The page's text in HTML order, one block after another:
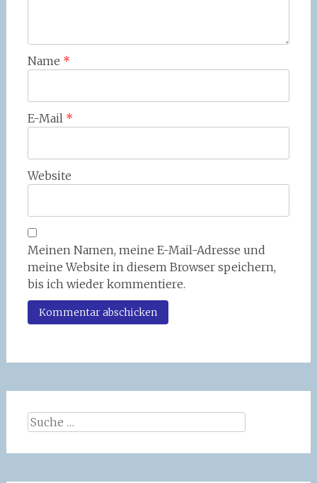
Name *
E-Mail *
Website
Meinen Namen, meine E-Mail-Adresse und
meine Website in diesem Browser speichern,
bis ich wieder kommentiere.
Suche
nach: